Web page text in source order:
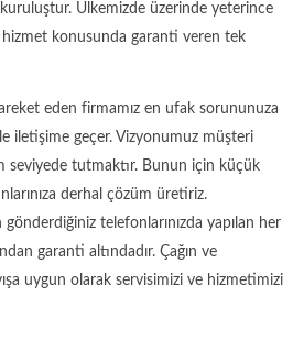
Ülkemizde üzerinde yeterince
konusunda garanti veren tek
eden firmamız en ufak sorununuza
iletişime geçer. Vizyonumuz müşteri
seviyede tutmaktır. Bunun için küçük
derhal çözüm üretiriz.
telefonlarınızda yapılan her
garanti altındadır. Çağın ve
uygun olarak servisimizi ve hizmetimizi